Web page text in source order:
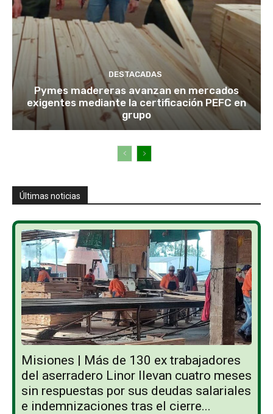
DESTACADAS
Pymes madereras avanzan en mercados
exigentes mediante la certificación PEFC en
grupo
Últimas noticias
Misiones | Más de 130 ex trabajadores
del aserradero Linor llevan cuatro meses
sin respuestas por sus deudas salariales
e indemnizaciones tras el cierre...